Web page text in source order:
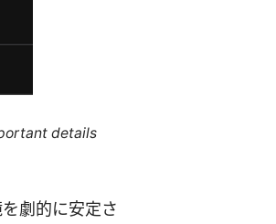
details
劇的に安定さ